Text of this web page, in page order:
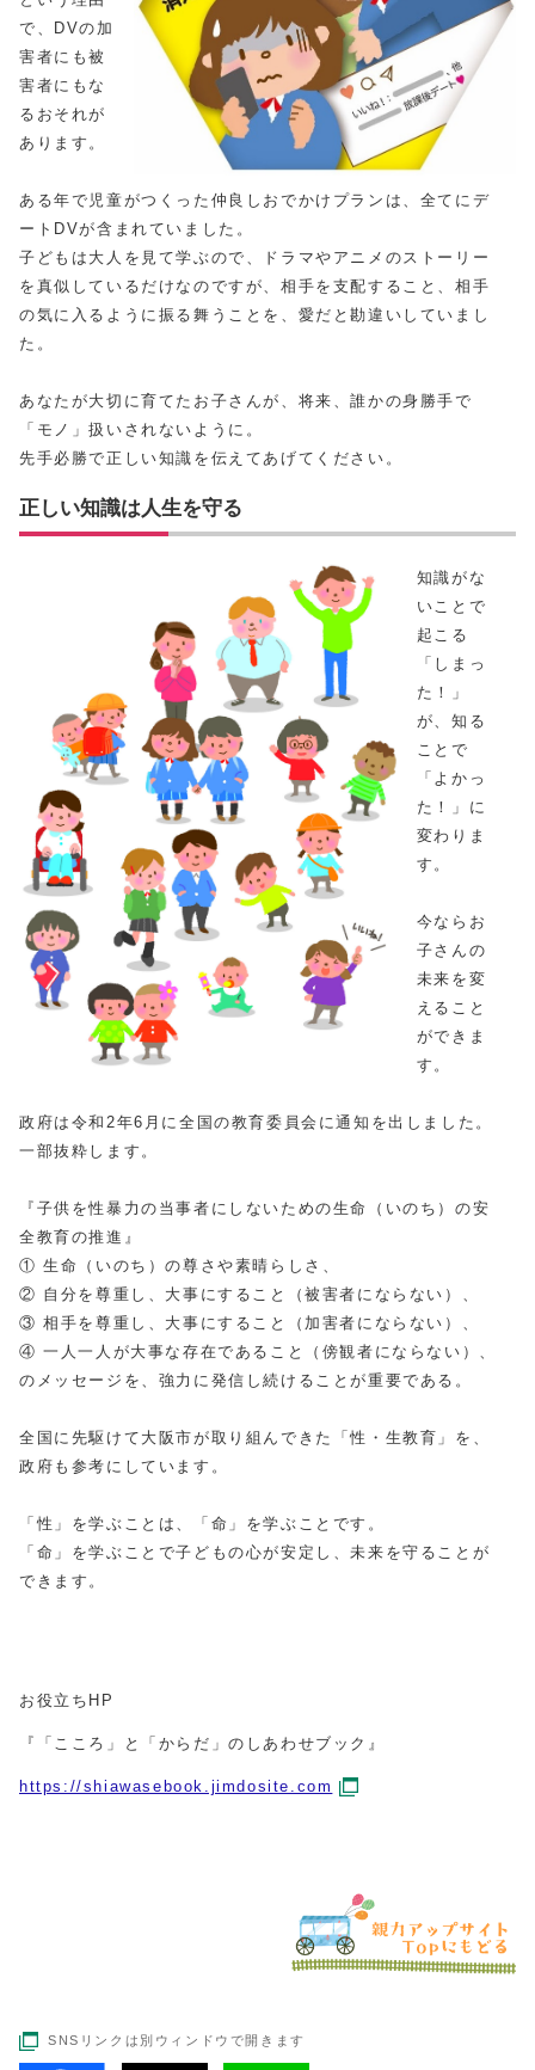
で、DVの加
害者にも被
害者にもな
るおそれが
あります。
ある年で児童がつくった仲良しおでかけプランは、全てにデ
ートDVが含まれていました。
子どもは大人を見て学ぶので、ドラマやアニメのストーリー
を真似しているだけなのですが、相手を支配すること、相手
の気に入るように振る舞うことを、愛だと勘違いしていまし
た。
あなたが大切に育てたお子さんが、将来、誰かの身勝手で
「モノ」扱いされないように。
先手必勝で正しい知識を伝えてあげてください。
正しい知識は人生を守る
知識がな
いことで
起こる
「しまっ
た！」
が、知る
ことで
「よかっ
た！」に
変わりま
す。
今ならお
子さんの
未来を変
えること
ができま
す。
政府は令和2年6月に全国の教育委員会に通知を出しました。
一部抜粋します。
『子供を性暴力の当事者にしないための生命（いのち）の安
全教育の推進』
① 生命（いのち）の尊さや素晴らしさ、
② 自分を尊重し、大事にすること（被害者にならない）、
③ 相手を尊重し、大事にすること（加害者にならない）、
④ 一人一人が大事な存在であること（傍観者にならない）、
のメッセージを、強力に発信し続けることが重要である。
全国に先駆けて大阪市が取り組んできた「性・生教育」を、
政府も参考にしています。
「性」を学ぶことは、「命」を学ぶことです。
「命」を学ぶことで子どもの心が安定し、未来を守ることが
できます。
お役立ちHP
『「こころ」と「からだ」のしあわせブック』
https://shiawasebook.jimdosite.com
SNSリンクは別ウィンドウで開きます